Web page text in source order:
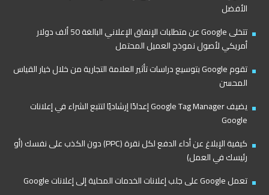
الأفضل
تتخلى Google عن متطلبات الإنفاق الإعلاني البالغة 50 ألف دولار
أمريكي لأصول نموذج العميل المحتمل
تقوم Google بتوسيع دراسات تأثير العلامة التجارية من خلال خيار القياس
المحسن
يضيف Google Tag Manager إعدادًا إرشاديًا لتتبع الشراء في إعلانات
Google
كيفية الإبلاغ عن أداء الدفع لكل نقرة (PPC) دون الكذب على نفسك (أو
رئيسك في العمل)
تعمل Google على جلب إعلانات الخدمات المحلية إلى إعلانات Google